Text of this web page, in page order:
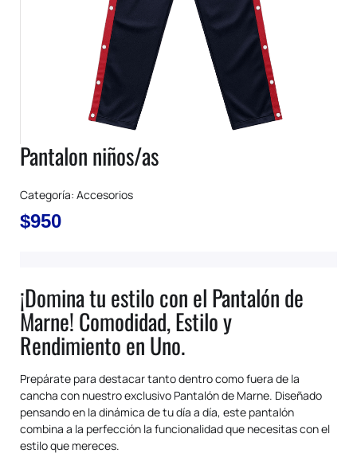
Pantalon niños/as
Categoría: Accesorios
$950
¡Domina tu estilo con el Pantalón de
Marne! Comodidad, Estilo y
Rendimiento en Uno.
Prepárate para destacar tanto dentro como fuera de la
cancha con nuestro exclusivo Pantalón de Marne. Diseñado
pensando en la dinámica de tu día a día, este pantalón
combina a la perfección la funcionalidad que necesitas con el
estilo que mereces.